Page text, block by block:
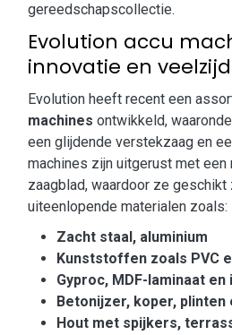
gereedschapscollectie.
Evolution accu
innovatie en
Evolution heeft recent een
machines ontwikkeld,
een glijdende verstekzaag en
machines zijn uitgerust met een
zaagblad, waardoor ze geschikt
uiteenlopende materialen zoals:
Zacht staal, aluminium
Kunststoffen zoals PVC
Gyproc, MDF-laminaat
Betonijzer, koper, plinten
Hout met spijkers,